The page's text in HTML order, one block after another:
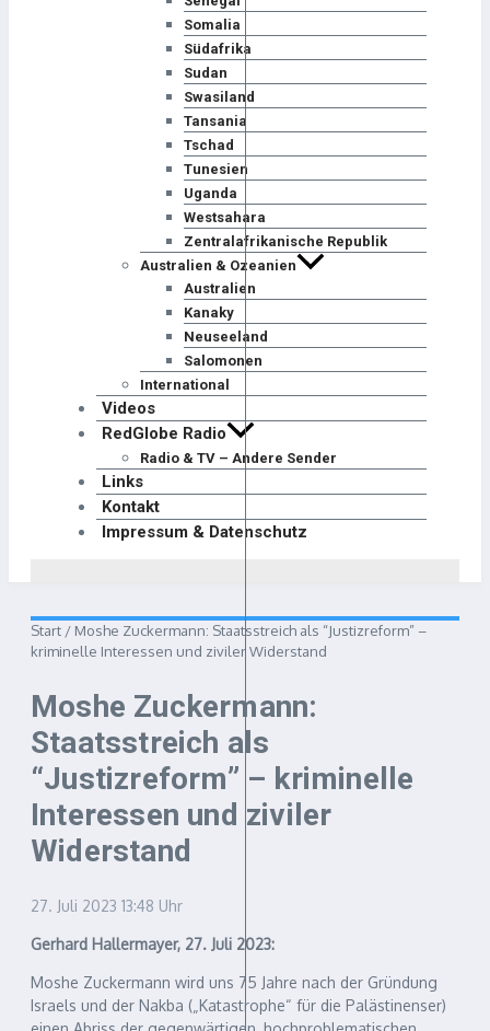
Somalia
Südafrika
Sudan
Swasiland
Tansania
Tschad
Tunesien
Uganda
Westsahara
Zentralafrikanische Republik
Australien & Ozeanien
Australien
Kanaky
Neuseeland
Salomonen
International
Videos
RedGlobe Radio
Radio & TV – Andere Sender
Links
Kontakt
Impressum & Datenschutz
Start / Moshe Zuckermann: Staatsstreich als “Justizreform” –
kriminelle Interessen und ziviler Widerstand
Moshe Zuckermann:
Staatsstreich als
“Justizreform” – kriminelle
Interessen und ziviler
Widerstand
27. Juli 2023 13:48 Uhr
Gerhard Hallermayer, 27. Juli 2023:
Moshe Zuckermann wird uns 75 Jahre nach der Gründung
Israels und der Nakba („Katastrophe“ für die Palästinenser)